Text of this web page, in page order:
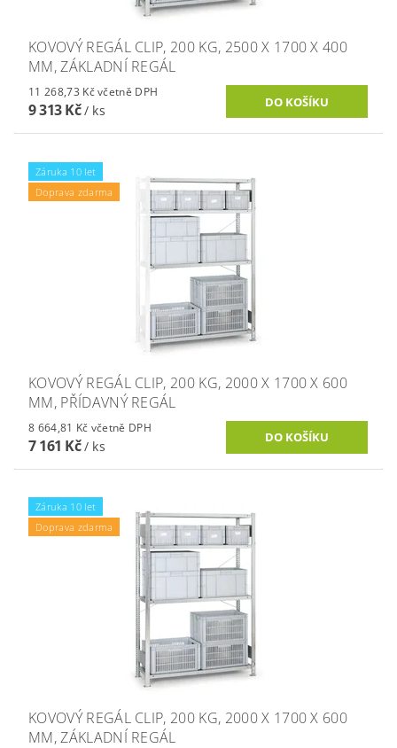
KOVOVÝ REGÁL CLIP, 200 KG, 2500 X 1700 X 400
MM, ZÁKLADNÍ REGÁL
11 268,73 Kč včetně DPH
9 313 Kč/ ks
Záruka 10 let
Doprava zdarma
KOVOVÝ REGÁL CLIP, 200 KG, 2000 X 1700 X 600
MM, PŘÍDAVNÝ REGÁL
8 664,81 Kč včetně DPH
7 161 Kč/ ks
Záruka 10 let
Doprava zdarma
KOVOVÝ REGÁL CLIP, 200 KG, 2000 X 1700 X 600
MM, ZÁKLADNÍ REGÁL